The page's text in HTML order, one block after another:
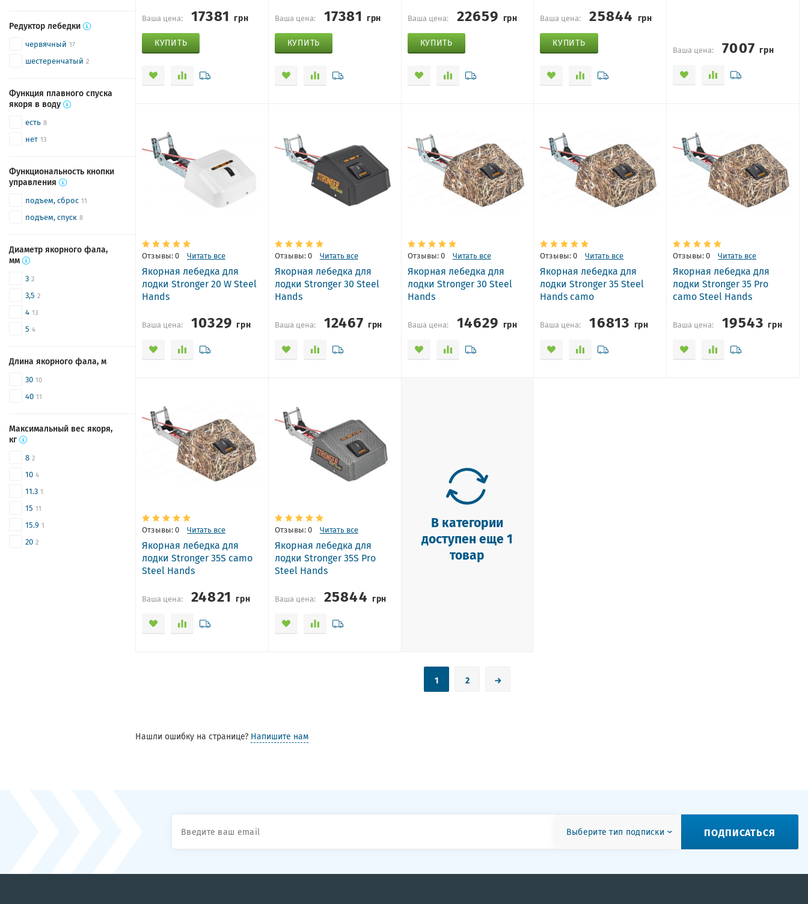
Редуктор лебедки
червячный 17
шестеренчатый 2
Функция плавного спуска
якоря в воду
есть 8
нет 13
Функциональность кнопки
управления
подъем, сброс 11
подъем, спуск 8
Диаметр якорного фала,
мм
3 2
3,5 2
4 13
5 4
Длина якорного фала, м
30 10
40 11
Максимальный вес якоря,
кг
8 2
10 4
11.3 1
15 11
15.9 1
20 2
Ваша цена: 17381грн
КУПИТЬ
Ваша цена: 17381 грн
КУПИТЬ
Ваша цена: 22659 грн
КУПИТЬ
Ваша цена: 25844 грн
КУПИТЬ
Ваша цена: 7007грн
Отзывы: 0 Читать все
Якорная лебедка для
лодки Stronger 20 W Steel
Hands
Ваша цена: 10329грн
Отзывы: 0 Читать все
Якорная лебедка для
лодки Stronger 30 Steel
Hands
Ваша цена: 12467 грн
Отзывы: 0 Читать все
Якорная лебедка для
лодки Stronger 30 Steel
Hands
Ваша цена: 14629 грн
Отзывы: 0 Читать все
Якорная лебедка для
лодки Stronger 35 Steel
Hands camo
Ваша цена: 16813 грн
Отзывы: 0 Читать все
Якорная лебедка для
лодки Stronger 35 Pro
camo Steel Hands
Ваша цена: 19543грн
Отзывы: 0 Читать все
Якорная лебедка для
лодки Stronger 35S camo
Steel Hands
Ваша цена: 24821грн
Отзывы: 0 Читать все
Якорная лебедка для
лодки Stronger 35S Pro
Steel Hands
Ваша цена: 25844 грн
В категории
доступен еще 1
товар
1 2 →
Нашли ошибку на странице? Напишите нам
Выберите тип подписки ПОДПИСАТЬСЯ